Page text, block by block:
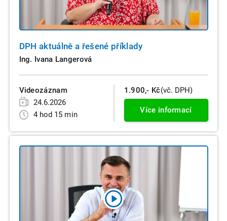
DPH aktuálně a řešené příklady
Ing. Ivana Langerová
Videozáznam
24.6.2026
4 hod 15 min
1.900,- Kč(vč. DPH)
Více informací